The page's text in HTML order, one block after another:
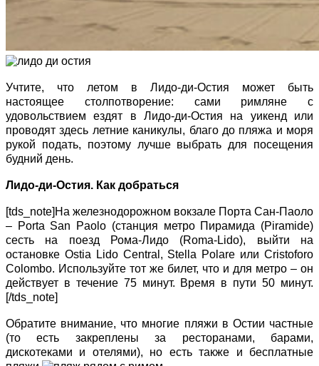
Учтите, что летом в Лидо-ди-Остия может быть
настоящее столпотворение: сами римляне с
удовольствием ездят в Лидо-ди-Остия на уикенд или
проводят здесь летние каникулы, благо до пляжа и моря
рукой подать, поэтому лучше выбрать для посещения
будний день.
Лидо-ди-Остия. Как добраться
[tds_note]На железнодорожном вокзале Порта Сан-Паоло
– Porta San Paolo (станция метро Пирамида (Piramide)
сесть на поезд Рома-Лидо (Roma-Lido), выйти на
остановке Ostia Lido Central, Stella Polare или Cristoforo
Colombo. Используйте тот же билет, что и для метро – он
действует в течение 75 минут. Время в пути 50 минут.
[/tds_note]
Обратите внимание, что многие пляжи в Остии частные
(то есть закреплены за ресторанами, барами,
дискотеками и отелями), но есть также и бесплатные